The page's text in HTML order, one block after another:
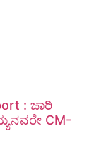
: ಜಾರಿ
CM-